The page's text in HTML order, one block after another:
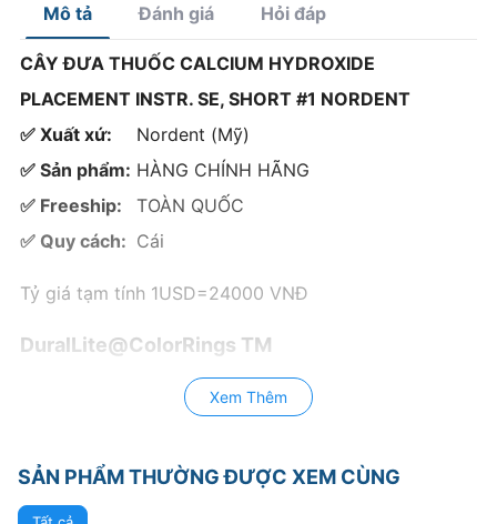
Mô tả Đánh giá Hỏi đáp
CÂY ĐƯA THUỐC CALCIUM HYDROXIDE
PLACEMENT INSTR. SE, SHORT #1 NORDENT
✅ Xuất xứ:
Nordent (Mỹ)
✅ Sản phẩm: HÀNG CHÍNH HÃNG
✅ Freeship:
TOÀN QUỐC
✅ Quy cách: Cái
Tỷ giá tạm tính 1USD=24000 VNĐ
DuralLite@ColorRings TM
DuraLite(R) ROUND
Handles
DURALite®ROUND Diagnostic
Xem Thêm
SẢN PHẨM THƯỜNG ĐƯỢC XEM CÙNG